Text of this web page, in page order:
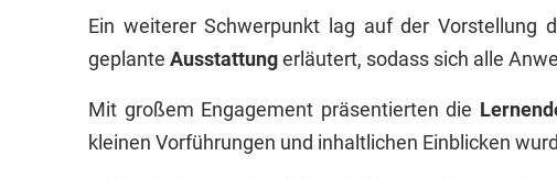
Ein weiterer Schwerpunkt lag auf der Vorstellung
geplante Ausstattungerläutert, sodass sich alle
Mit großem Engagement präsentierten die
kleinen Vorführungen und inhaltlichen Einblicken